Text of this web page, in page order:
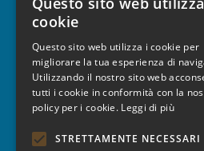
Da Lunedì a Venerdì: 9:00 -
Sabato: 8:00 - 13:00 e
Domenica: 9:00 - 12:00
LINK UTILI
Privacy Policy
cookie
Questo sito web utilizza i cookie per
migliorare la tua esperienza di
Utilizzando il nostro sito web
tutti i cookie in conformità con la
policy per i cookie. Leggi di più
STRETTAMENTE NECESSARI